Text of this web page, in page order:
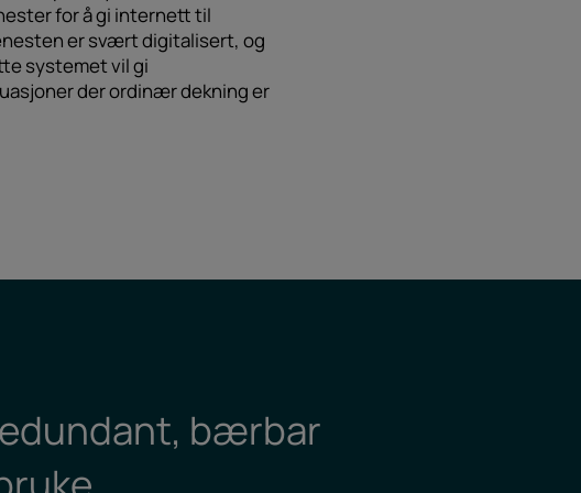
for å gi internett til
er svært digitalisert, og
systemet vil gi
der ordinær dekning er
bærbar